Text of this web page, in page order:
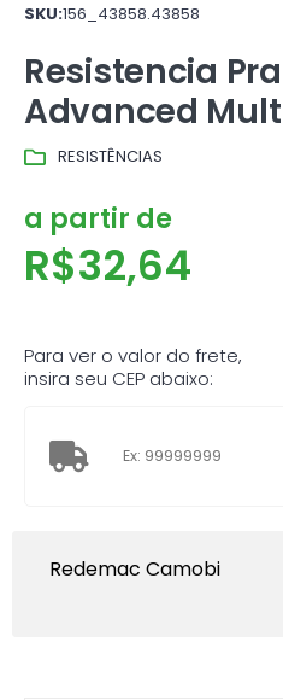
SKU:156_43858.43858
Resistencia
Advanced Mult
RESISTÊNCIAS
a partir de
R$32,64
Para ver o valor do frete,
insira seu CEP abaixo:
Redemac Camobi